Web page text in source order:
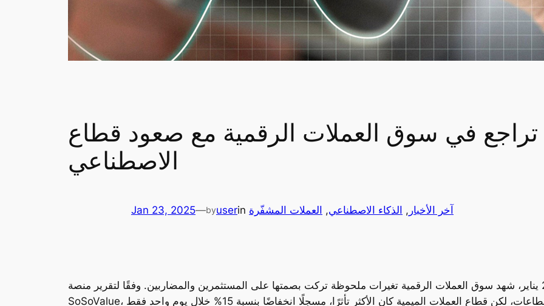
تراجع في سوق العملات الرقمية مع صعود قطاع DeFAI والذكاء
Jan 23, 2025—byuserin آخر الأخبار , الذكاء الاصطناعي, العملات المشفّرة
منذ تولي دونالد ترامب منصبه في 20 يناير، شهد سوق العملات الرقمية تغيرات ملحوظة تركت بصمتها على المستثمرين والمضاربين. وفقًا لتقرير منصة